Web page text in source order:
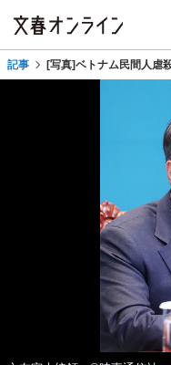
記事 [写真]ベトナム民間人